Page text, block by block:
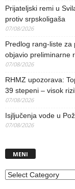
Prijateljski remi u
protiv srpskoligaša
07/08/2026
Predlog rang-liste
objavio preliminarne
07/08/2026
RHMZ upozorava:
39 stepeni – visok
07/08/2026
Isjljučenja vode u
07/08/2026
MENI
MENI